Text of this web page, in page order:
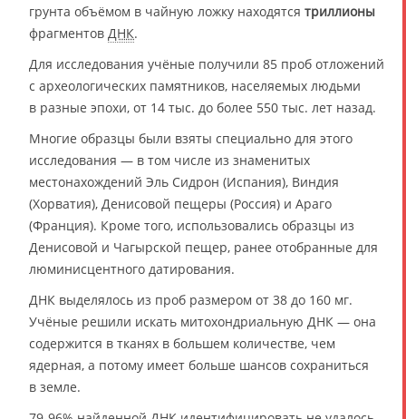
грунта объёмом в чайную ложку находятся триллионы
фрагментов ДНК.
Для исследования учёные получили 85 проб отложений
с археологических памятников, населяемых людьми
в разные эпохи, от 14 тыс. до более 550 тыс. лет назад.
Многие образцы были взяты специально для этого
исследования — в том числе из знаменитых
местонахождений Эль Сидрон (Испания), Виндия
(Хорватия), Денисовой пещеры (Россия) и Араго
(Франция). Кроме того, использовались образцы из
Денисовой и Чагырской пещер, ранее отобранные для
люминисцентного датирования.
ДНК выделялось из проб размером от 38 до 160 мг.
Учёные решили искать митохондриальную ДНК — она
содержится в тканях в большем количестве, чем
ядерная, а потому имеет больше шансов сохраниться
в земле.